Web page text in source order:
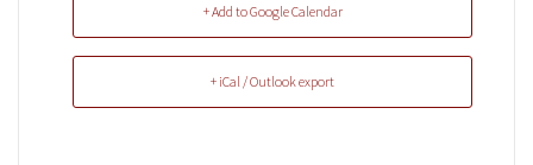
+ Add to Google Calendar
+ iCal / Outlook export